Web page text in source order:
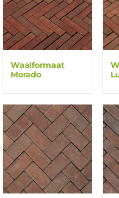
Waalformaat
Morado